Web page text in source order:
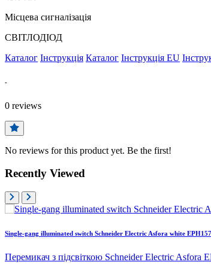
Місцева сигналізація
СВІТЛОДІОД
Каталог Інструкція Каталог Інструкція EU
-
0 reviews
No reviews for this product yet. Be the first!
Recently Viewed
Single-gang illuminated switch Schneider Electric Asfora white
Перемикач з підсвіткою Schneider Electric Asfora